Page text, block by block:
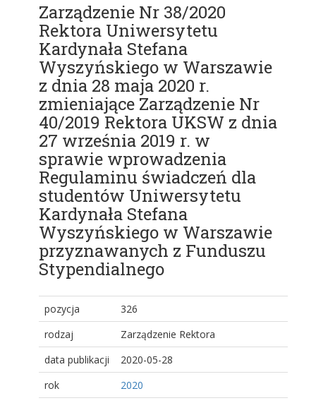
Zarządzenie Nr 38/2020
Rektora Uniwersytetu
Kardynała Stefana
Wyszyńskiego w Warszawie
z dnia 28 maja 2020 r.
zmieniające Zarządzenie Nr
40/2019 Rektora UKSW z dnia
27 września 2019 r. w
sprawie wprowadzenia
Regulaminu świadczeń dla
studentów Uniwersytetu
Kardynała Stefana
Wyszyńskiego w Warszawie
przyznawanych z Funduszu
Stypendialnego
pozycja
326
rodzaj
Zarządzenie Rektora
data publikacji
2020-05-28
rok
2020